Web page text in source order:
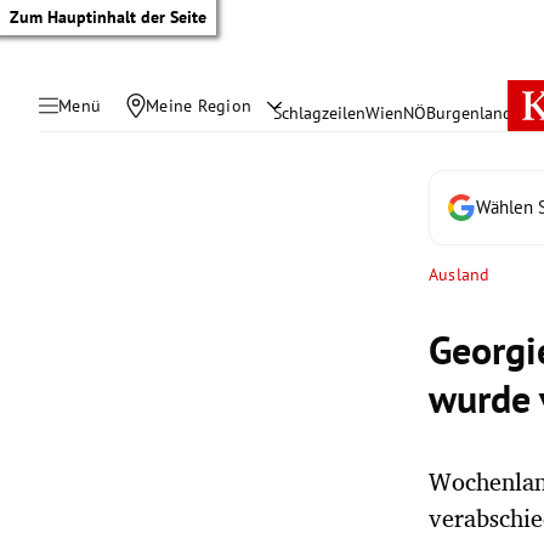
Zum Hauptinhalt der Seite
Menü Meine Region SchlagzeilenWienNÖBurgenland
Wählen
Ausland
wurde